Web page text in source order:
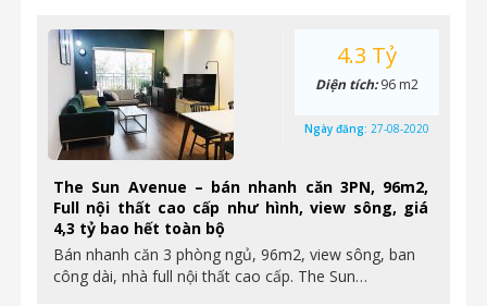
The Sun Avenue – bán nhanh căn 3PN, 96m2,
Full nội thất cao cấp như hình, view sông, giá
4,3 tỷ bao hết toàn bộ
Bán nhanh căn 3 phòng ngủ, 96m2, view sông, ban
công dài, nhà full nội thất cao cấp. The Sun…
4.3 Tỷ
Diện tích:96 m2
Ngày đăng: 27-08-2020